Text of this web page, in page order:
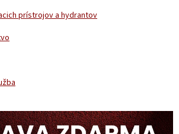
prístrojov a hydrantov